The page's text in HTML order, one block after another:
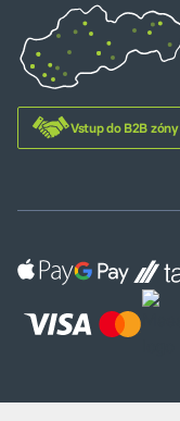
Vstup do B2B zóny